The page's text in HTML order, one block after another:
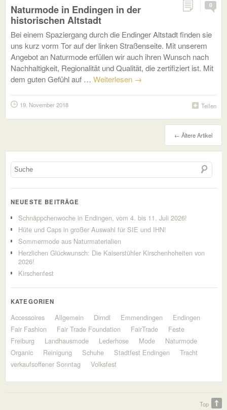
0
Naturmode in Endingen in der
historischen Altstadt
Bei einem Spaziergang durch die Endinger Altstadt finden sie
uns kurz vorm Tor auf der linken Straßenseite. Mit unserem
Angebot an Naturmode erfüllen wir auch ihren Wunsch nach
Nachhaltigkeit, Regionalität und Qualität, die zertifiziert ist. Mit
dem guten Gefühl auf … Weiterlesen →
Teilen
19. November 2018
← Ältere Artikel
NEUESTE BEITRÄGE
Schnäppchenwoche in Endingen, vom 4. bis 11. Juli 2026!
Hüte und Caps in großer Auswahl für SIE und IHN!
Sommermode aus Naturmaterialien
Herzlichen Glückwunsch: Die Kaiserstühler Kirschenhoheiten von
2026!
Kirschenfest
KATEGORIEN
Accessoires Allgemein Dirndl Emmendingen
Endingen
Fair Fashion
Fair Trade Foundation FairTrade
Feste
Freiburg
Landhausmode Lederhose Mode
Naturmode
Organic
Reinigung Schuhe Stadtfest Endingen
Tracht
verkaufsoffener Sonntag
Volksfest
Top